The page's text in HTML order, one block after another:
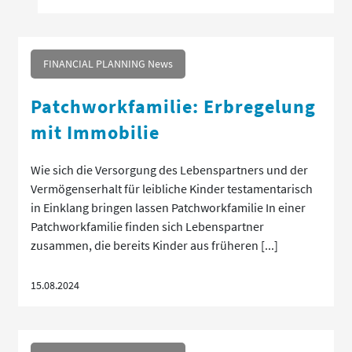
FINANCIAL PLANNING News
Patchworkfamilie: Erbregelung
mit Immobilie
Wie sich die Versorgung des Lebenspartners und der
Vermögenserhalt für leibliche Kinder testamentarisch
in Einklang bringen lassen Patchworkfamilie In einer
Patchworkfamilie finden sich Lebenspartner
zusammen, die bereits Kinder aus früheren [...]
15.08.2024